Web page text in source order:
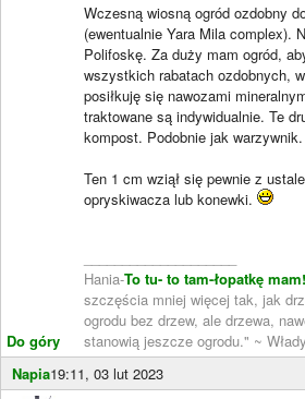
Do góry
Wczesną wiosną ogród ozdobny
(ewentualnie Yara Mila complex).
Polifoskę. Za duży mam ogród,
wszystkich rabatach ozdobnych,
posiłkuję się nawozami
traktowane są indywidualnie. Te
kompost. Podobnie jak warzywnik.
Ten 1 cm wziął się pewnie z
opryskiwacza lub konewki.
Hania-To tu- to tam-łopatkę mam!
szczęścia mniej więcej tak, jak
ogrodu bez drzew, ale drzewa,
stanowią jeszcze ogrodu." ~
Napia19:11, 03 lut 2023